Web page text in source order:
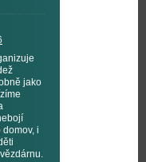
jako
i